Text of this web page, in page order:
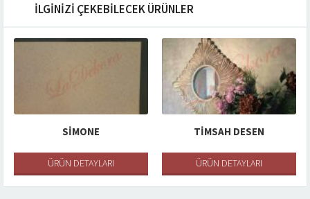
İLGİNİZİ ÇEKEBİLECEK ÜRÜNLER
SIMONE
ÜRÜN DETAYLARI
TIMSAH DESEN
ÜRÜN DETAYLARI